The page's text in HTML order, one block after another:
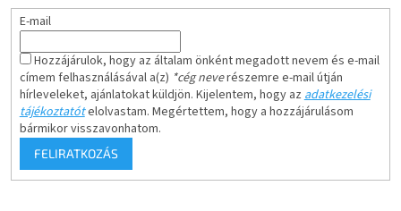
E-mail
Hozzájárulok, hogy az általam önként megadott nevem és e-mail
címem felhasználásával a(z) *cég neverészemre e-mail útján
hírleveleket, ajánlatokat küldjön. Kijelentem, hogy azadatkezelési
tájékoztatótelolvastam. Megértettem, hogy a hozzájárulásom
bármikor visszavonhatom.
FELIRATKOZÁS